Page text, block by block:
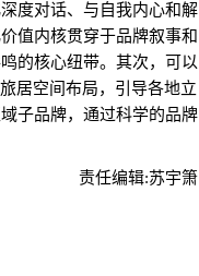
度对话、与自我内心和解
值内核贯穿于品牌叙事和
的核心纽带。其次，可以
居空间布局，引导各地立
子品牌，通过科学的品牌
责任编辑:苏宇箫